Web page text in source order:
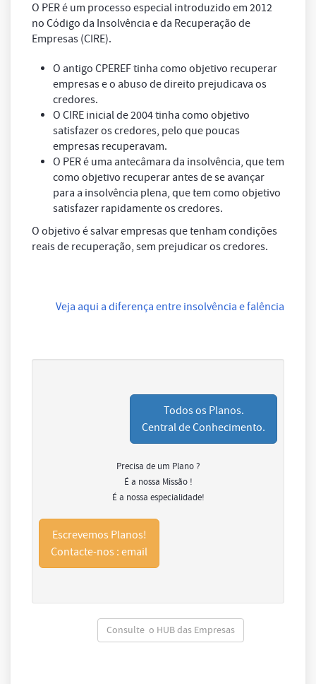
O PER é um processo especial introduzido em 2012
no Código da Insolvência e da Recuperação de
Empresas (CIRE).
O antigo CPEREF tinha como objetivo recuperar
empresas e o abuso de direito prejudicava os
credores.
O CIRE inicial de 2004 tinha como objetivo
satisfazer os credores, pelo que poucas
empresas recuperavam.
O PER é uma antecâmara da insolvência, que tem
como objetivo recuperar antes de se avançar
para a insolvência plena, que tem como objetivo
satisfazer rapidamente os credores.
O objetivo é salvar empresas que tenham condições
reais de recuperação, sem prejudicar os credores.
Veja aqui a diferença entre insolvência e falência
Todos os Planos.
Central de Conhecimento.
Precisa de um Plano ?
É a nossa Missão !
É a nossa especialidade!
Escrevemos Planos!
Contacte-nos : email
Consulte o HUB das Empresas